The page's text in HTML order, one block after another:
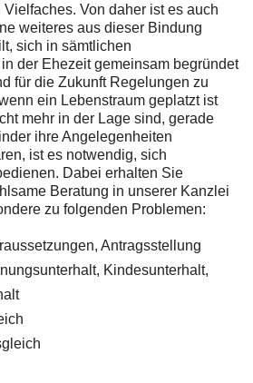
Von daher ist es auch
weiteres aus dieser Bindung
sich in sämtlichen
der Ehezeit gemeinsam begründet
für die Zukunft Regelungen zu
ein Lebenstraum geplatzt ist
mehr in der Lage sind, gerade
ihre Angelegenheiten
ist es notwendig, sich
Dabei erhalten Sie
Beratung in unserer Kanzlei
zu folgenden Problemen:
Antragsstellung
Kindesunterhalt,